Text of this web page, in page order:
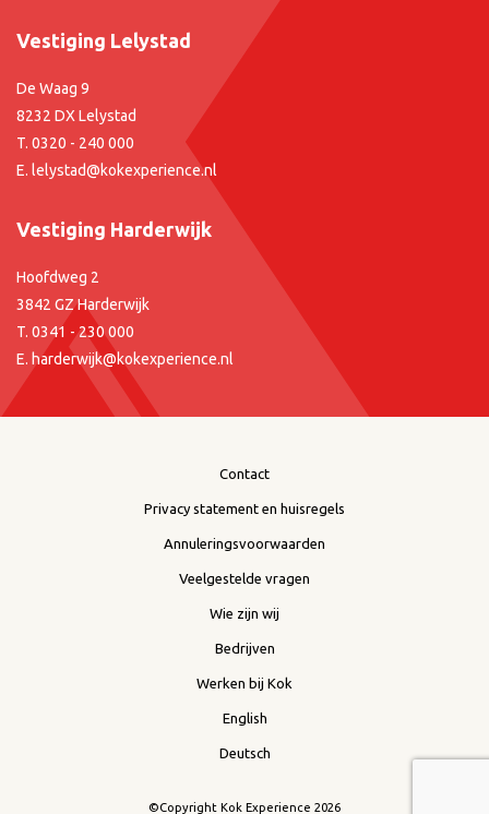
Vestiging Lelystad
De Waag 9
8232 DX Lelystad
T. 0320 - 240 000
E. lelystad@kokexperience.nl
Vestiging Harderwijk
Hoofdweg 2
3842 GZ Harderwijk
T. 0341 - 230 000
E. harderwijk@kokexperience.nl
Contact
Privacy statement en huisregels
Annuleringsvoorwaarden
Veelgestelde vragen
Wie zijn wij
Bedrijven
Werken bij Kok
English
Deutsch
©Copyright Kok Experience 2026